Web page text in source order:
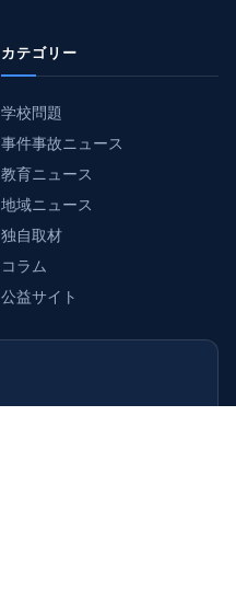
カテゴリー
学校問題
事件事故ニュース
教育ニュース
地域ニュース
独自取材
コラム
公益サイト